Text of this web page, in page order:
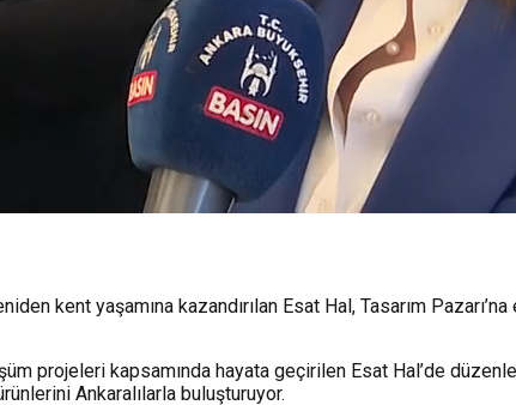
kent yaşamına kazandırılan Esat Hal, Tasarım
projeleri kapsamında hayata geçirilen Esat Hal’de
Ankaralılarla buluşturuyor.